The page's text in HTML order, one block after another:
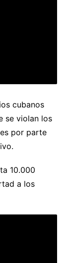
cubanos
se violan los
por parte
10.000
a los